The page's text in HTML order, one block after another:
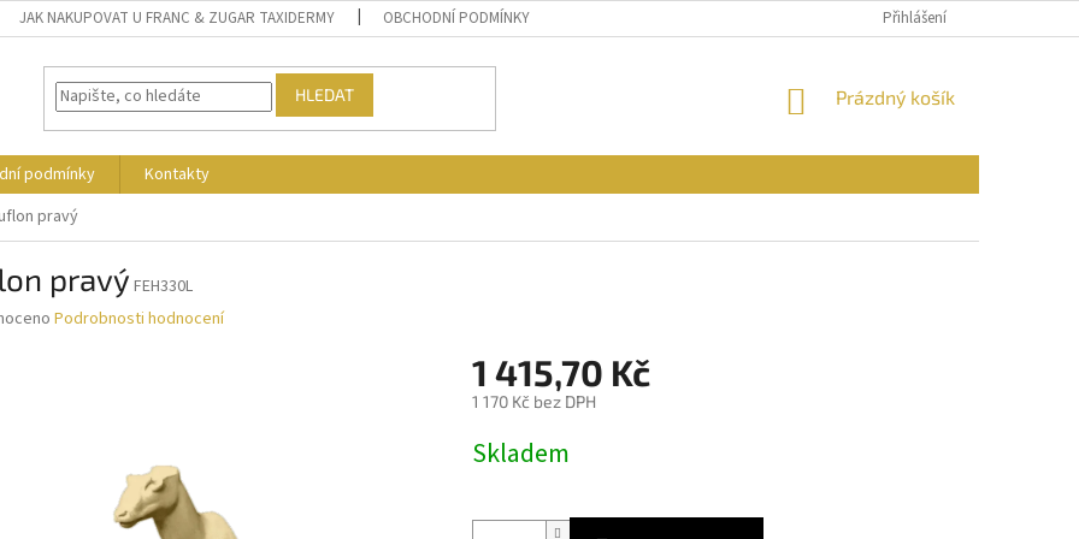
JAK NAKUPOVAT U FRANC & ZUGAR TAXIDERMY OBCHODNÍ PODMÍNKY REKLAMAČNÍ ŘÁD
Přihlášení
HLEDAT
NÁKUPNÍ
Prázdný košík
podmínky
Kontakty
pravý
pravýFEH330L
Podrobnosti hodnocení
1 415,70 Kč
1 170 Kč bez DPH
cena:
Skladem